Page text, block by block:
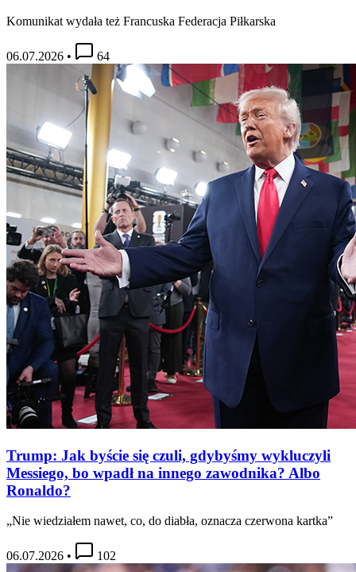
Komunikat wydała też Francuska Federacja Piłkarska
06.07.2026 • 64
Trump: Jak byście się czuli, gdybyśmy wykluczyli
Messiego, bo wpadł na innego zawodnika? Albo
Ronaldo?
„Nie wiedziałem nawet, co, do diabła, oznacza czerwona kartka”
06.07.2026 • 102